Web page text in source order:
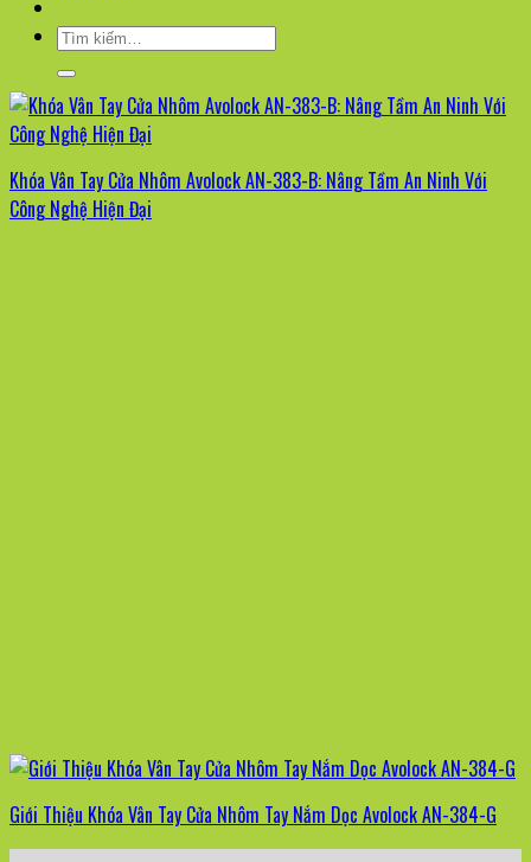
Tìm
kiếm:
Khóa Vân Tay Cửa Nhôm Avolock AN-383-B: Nâng Tầm An Ninh Với
Công Nghệ Hiện Đại
Giới Thiệu Khóa Vân Tay Cửa Nhôm Tay Nắm Dọc Avolock AN-384-G